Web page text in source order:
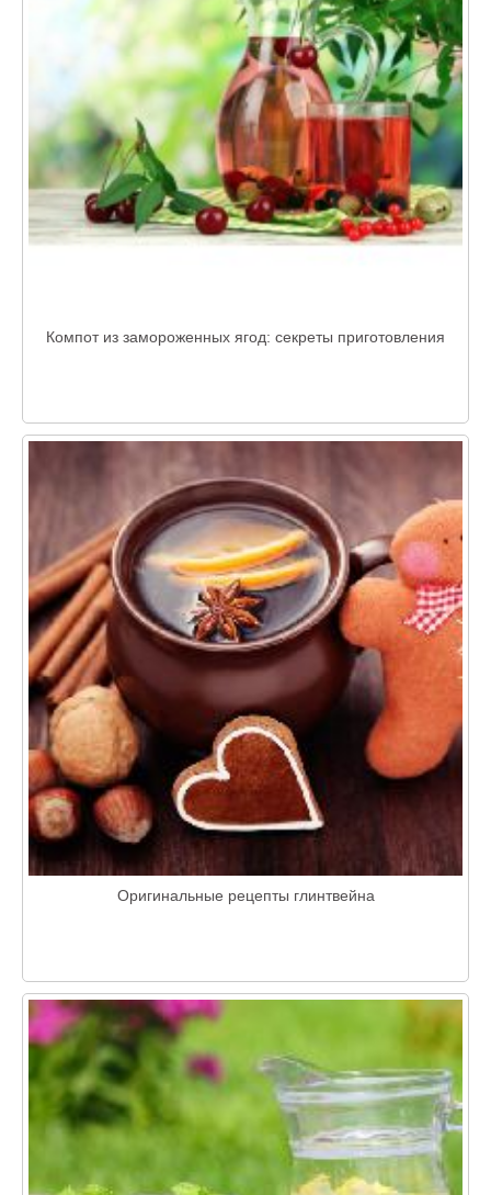
Компот из замороженных ягод: секреты приготовления
Оригинальные рецепты глинтвейна